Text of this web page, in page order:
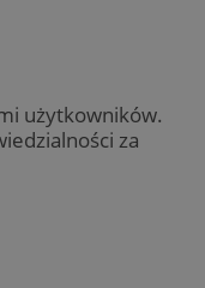
użytkowników.
za